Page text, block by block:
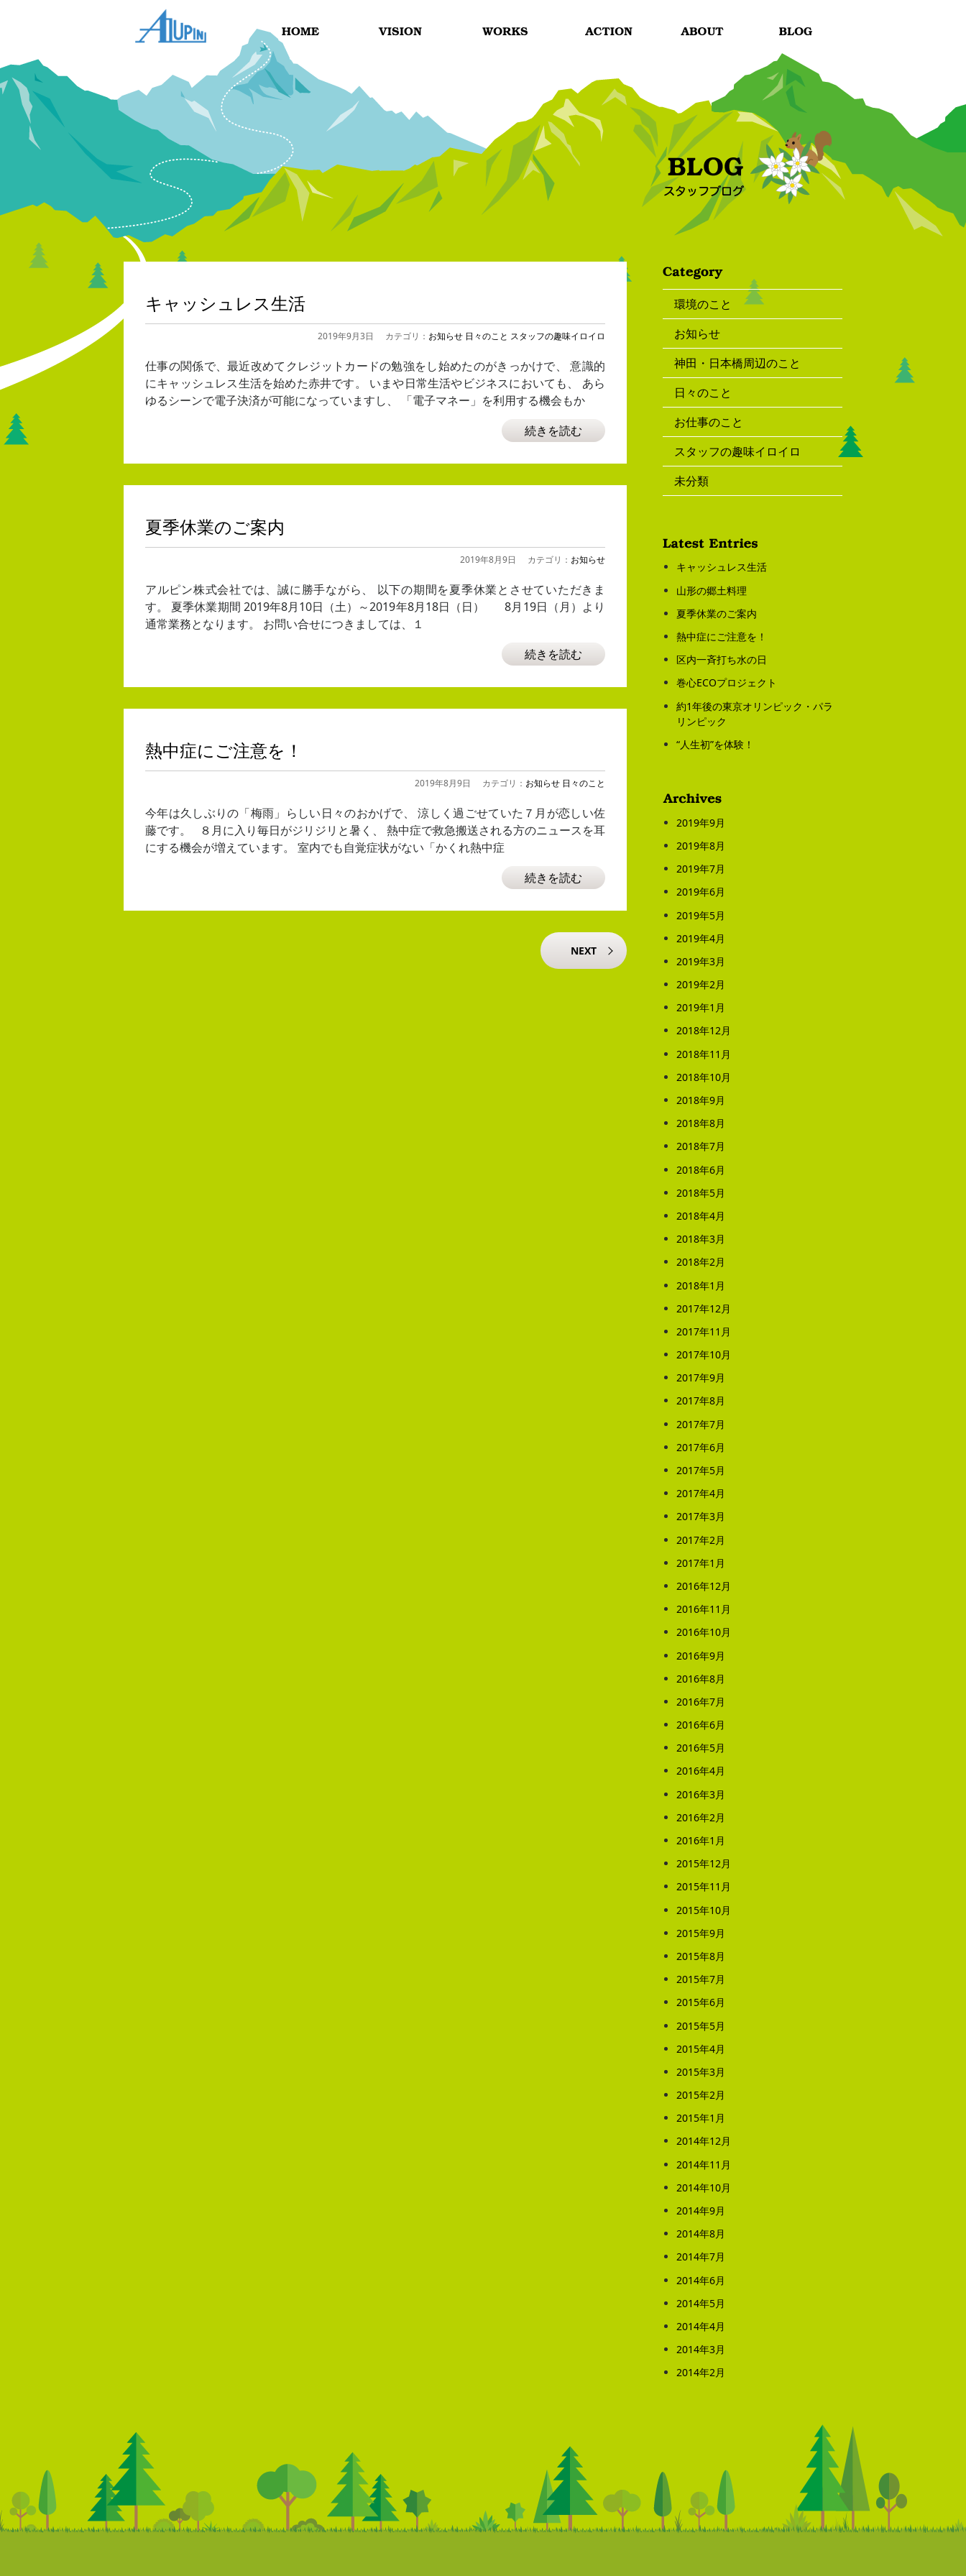
キャッシュレス生活
2019年9月3日 カテゴリ： お知らせ 日々のこと スタッフの趣味イロイロ
仕事の関係で、最近改めてクレジットカードの勉強をし始めたのがきっかけで、 意識的
にキャッシュレス生活を始めた赤井です。 いまや日常生活やビジネスにおいても、 あら
ゆるシーンで電子決済が可能になっていますし、 「電子マネー」を利用する機会もか
続きを読む
夏季休業のご案内
2019年8月9日 カテゴリ： お知らせ
アルピン株式会社では、誠に勝手ながら、 以下の期間を夏季休業とさせていただきま
す。 夏季休業期間 2019年8月10日（土）～2019年8月18日（日） 8月19日（月）より
通常業務となります。 お問い合せにつきましては、１
続きを読む
熱中症にご注意を！
2019年8月9日 カテゴリ： お知らせ 日々のこと
今年は久しぶりの「梅雨」らしい日々のおかげで、 涼しく過ごせていた７月が恋しい佐
藤です。 ８月に入り毎日がジリジリと暑く、 熱中症で救急搬送される方のニュースを耳
にする機会が増えています。 室内でも自覚症状がない「かくれ熱中症
続きを読む
NEXT
環境のこと
お知らせ
神田・日本橋周辺のこと
日々のこと
お仕事のこと
スタッフの趣味イロイロ
未分類
キャッシュレス生活
山形の郷土料理
夏季休業のご案内
熱中症にご注意を！
区内一斉打ち水の日
巻心ECOプロジェクト
約1年後の東京オリンピック・パラ
リンピック
“人生初”を体験！
2019年9月
2019年8月
2019年7月
2019年6月
2019年5月
2019年4月
2019年3月
2019年2月
2019年1月
2018年12月
2018年11月
2018年10月
2018年9月
2018年8月
2018年7月
2018年6月
2018年5月
2018年4月
2018年3月
2018年2月
2018年1月
2017年12月
2017年11月
2017年10月
2017年9月
2017年8月
2017年7月
2017年6月
2017年5月
2017年4月
2017年3月
2017年2月
2017年1月
2016年12月
2016年11月
2016年10月
2016年9月
2016年8月
2016年7月
2016年6月
2016年5月
2016年4月
2016年3月
2016年2月
2016年1月
2015年12月
2015年11月
2015年10月
2015年9月
2015年8月
2015年7月
2015年6月
2015年5月
2015年4月
2015年3月
2015年2月
2015年1月
2014年12月
2014年11月
2014年10月
2014年9月
2014年8月
2014年7月
2014年6月
2014年5月
2014年4月
2014年3月
2014年2月